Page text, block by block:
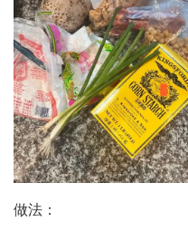
做法：